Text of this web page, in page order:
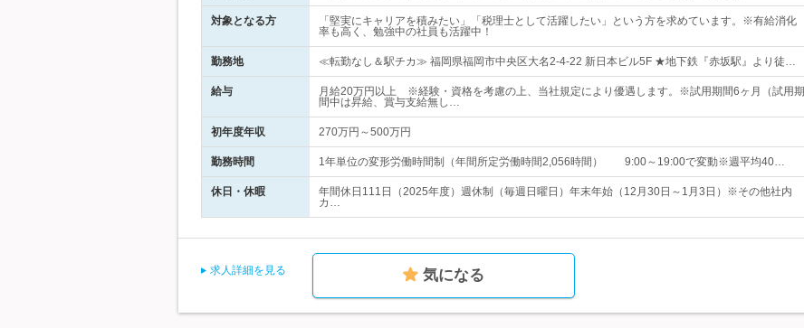
対象となる方
「堅実にキャリアを積みたい」「税理士として活躍したい」という方を求めています。※有給消化
率も高く、勉強中の社員も活躍中！
勤務地 ≪転勤なし＆駅チカ≫ 福岡県福岡市中央区大名2-4-22 新日本ビル5F ★地下鉄『赤坂駅』より徒…
給与
月給20万円以上 ※経験・資格を考慮の上、当社規定により優遇します。※試用期間6ヶ月（試用期
間中は昇給、賞与支給無し…
初年度年収 270万円～500万円
勤務時間 1年単位の変形労働時間制（年間所定労働時間2,056時間） 9:00～19:00で変動※週平均40…
休日・休暇
年間休日111日（2025年度）週休制（毎週日曜日）年末年始（12月30日～1月3日）※その他社内
カ…
求人詳細を見る 気になる